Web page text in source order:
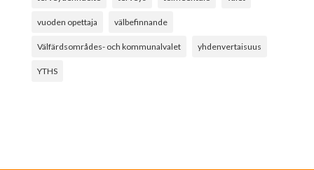
vuoden opettaja välbefinnande
Välfärdsområdes- och kommunalvalet yhdenvertaisuus
YTHS